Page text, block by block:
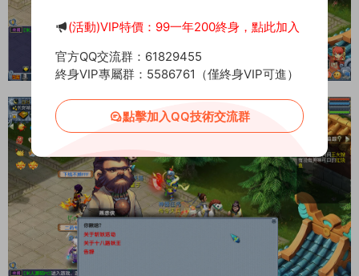
(活動)VIP特價：99一年200終身，點此加入
官方QQ交流群：61829455
終身VIP專屬群：5586761（僅終身VIP可進）
點擊加入QQ技術交流群